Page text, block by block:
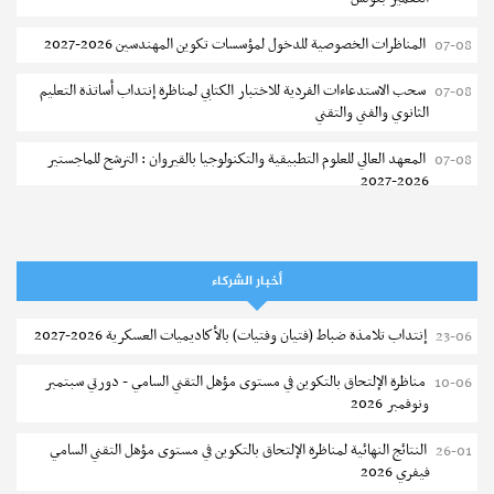
عروض شغل بالخارج
البريد التونسي : تحذير من عملية تحيل
نشر في
ماهي مراحل الحصول على المنح والقروض والمساعدات الاجتماعية ؟
07-08 المناظرات الخصوصية للدخول لمؤسسات تكوين المهندسين 2026-2027
07-08 سحب الاستدعاءات الفردية للاختبار الكتابي لمناظرة إنتداب أساتذة التعليم
الثانوي والفني والتقني
07-08 المعهد العالي للعلوم التطبيقية والتكنولوجيا بالقيروان : الترشح للماجستير
2026-2027
سحب إستدعاء مناظرة إعادة التوجيه أوت 2026 - جامعة سوسة
تمديد آجال الترشح للماجستير بالمعهد العالي لعلوم و تقنيات المياه بقابس
2026-2027
05-08
2027
05-08 الإعلان عن نتائج الدورة الرئيسية للتوجيه الجامعي - باكالوريا 2026
أخبار الشركاء
23-06 إنتداب تلامذة ضباط (فتيان وفتيات) بالأكاديميات العسكرية 2026-2027
10-06 مناظرة الإلتحاق بالتكوين في مستوى مؤهل التقني السامي - دورتي سبتمبر
ونوفمبر 2026
26-01 النتائج النهائية لمناظرة الإلتحاق بالتكوين في مستوى مؤهل التقني السامي
فيفري 2026